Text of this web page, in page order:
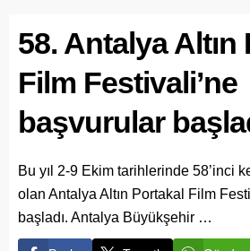
58. Antalya Altın
Film Festivali’ne
başvurular
Bu yıl 2-9 Ekim tarihlerinde 58’inci
olan Antalya Altın Portakal Film
başladı. Antalya Büyükşehir …